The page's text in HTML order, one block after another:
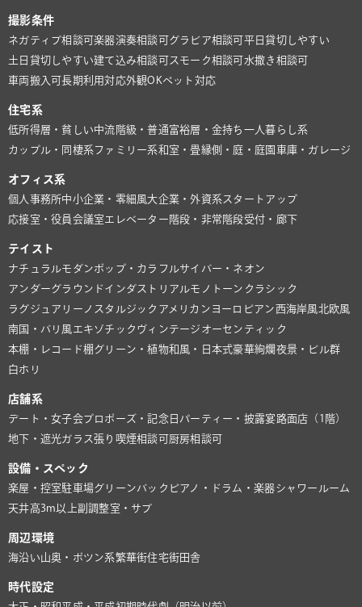
撮影条件
ネガティブ相談可楽器演奏相談可 グラビア相談可 平日貸切しやすい
土日貸切しやすい建て込み相談可 スモーク相談可 水撒き相談可
車両搬入可長期利用対応外観OKペット対応
住宅系
低所得層・貧しい中流階級・普通富裕層・金持ち 一人暮らし系
カップル・同棲系ファミリー系和室・畳縁側・庭・庭園 車庫・ガレージ
オフィス系
個人事務所中小企業・零細風大企業・外資系スタートアップ
応接室・役員会議室 エレベーター 階段・非常階段受付・廊下
テイスト
ナチュラルモダンポップ・カラフルサイバー・ネオン
アンダーグラウンド インダストリアルモノトーン クラシック
ラグジュアリー ノスタルジック アメリカン ヨーロピアン 西海岸風北欧風
南国・バリ風 エキゾチック ヴィンテージ オーセンティック
本棚・レコード棚グリーン・植物和風・日本式豪華絢爛夜景・ビル群
白ホリ
店舗系
デート・女子会プロポーズ・記念日 パーティー・披露宴路面店（1階）
地下・遮光ガラス張り 喫煙相談可 厨房相談可
設備・スペック
楽屋・控室駐車場グリーンバック ピアノ・ドラム・楽器シャワールーム
天井高3m以上副調整室・サブ
周辺環境
海沿い山奥・ポツン系繁華街住宅街田舎
時代設定